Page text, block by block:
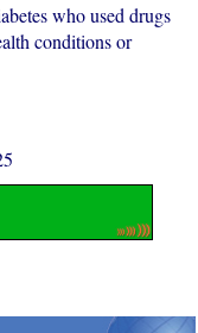
who used drugs
conditions or